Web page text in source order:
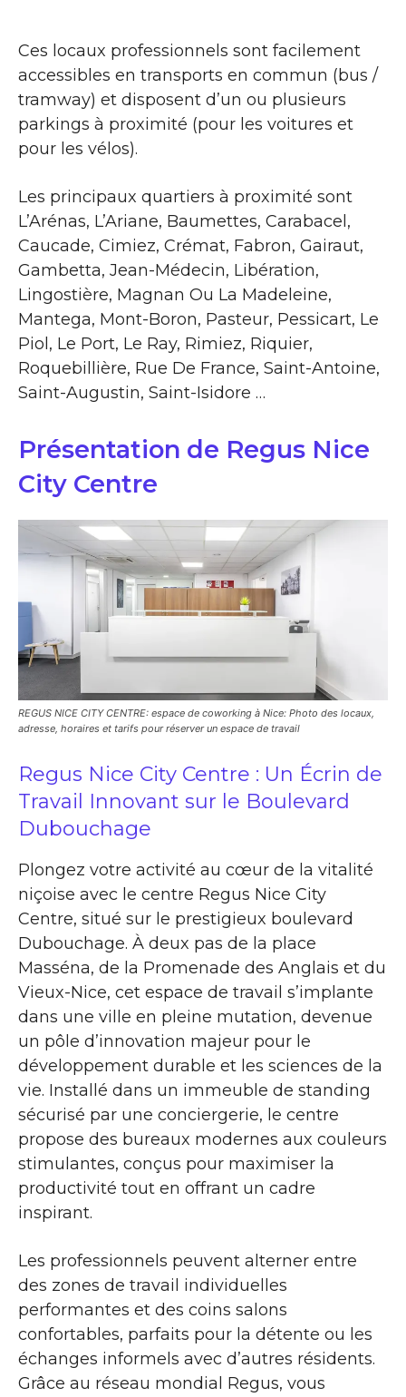
Ces locaux professionnels sont facilement
accessibles en transports en commun (bus /
tramway) et disposent d’un ou plusieurs
parkings à proximité (pour les voitures et
pour les vélos).
Les principaux quartiers à proximité sont
L’Arénas, L’Ariane, Baumettes, Carabacel,
Caucade, Cimiez, Crémat, Fabron, Gairaut,
Gambetta, Jean-Médecin, Libération,
Lingostière, Magnan Ou La Madeleine,
Mantega, Mont-Boron, Pasteur, Pessicart, Le
Piol, Le Port, Le Ray, Rimiez, Riquier,
Roquebillière, Rue De France, Saint-Antoine,
Saint-Augustin, Saint-Isidore …
Présentation de Regus Nice
City Centre
REGUS NICE CITY CENTRE: espace de coworking à Nice: Photo des locaux,
adresse, horaires et tarifs pour réserver un espace de travail
Regus Nice City Centre : Un Écrin de
Travail Innovant sur le Boulevard
Dubouchage
Plongez votre activité au cœur de la vitalité
niçoise avec le centre Regus Nice City
Centre, situé sur le prestigieux boulevard
Dubouchage. À deux pas de la place
Masséna, de la Promenade des Anglais et du
Vieux-Nice, cet espace de travail s’implante
dans une ville en pleine mutation, devenue
un pôle d’innovation majeur pour le
développement durable et les sciences de la
vie. Installé dans un immeuble de standing
sécurisé par une conciergerie, le centre
propose des bureaux modernes aux couleurs
stimulantes, conçus pour maximiser la
productivité tout en offrant un cadre
inspirant.
Les professionnels peuvent alterner entre
des zones de travail individuelles
performantes et des coins salons
confortables, parfaits pour la détente ou les
échanges informels avec d’autres résidents.
Grâce au réseau mondial Regus, vous